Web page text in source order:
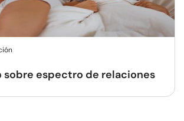
sobre espectro de relaciones